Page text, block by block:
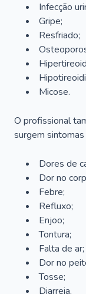
Infecção
Gripe;
Resfriado;
Micose.
O profissional
surgem sintomas
Dores de
Dor no
Febre;
Refluxo;
Enjoo;
Tontura;
Falta de ar;
Dor no
Tosse;
Diarreia.